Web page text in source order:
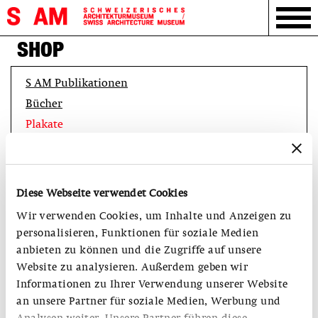
Diese Webseite verwendet Cookies
Wir verwenden Cookies, um Inhalte und Anzeigen zu
personalisieren, Funktionen für soziale Medien
anbieten zu können und die Zugriffe auf unsere
Website zu analysieren. Außerdem geben wir
Informationen zu Ihrer Verwendung unserer Website
an unsere Partner für soziale Medien, Werbung und
SHOP
S AM Publikationen
Bücher
Plakate